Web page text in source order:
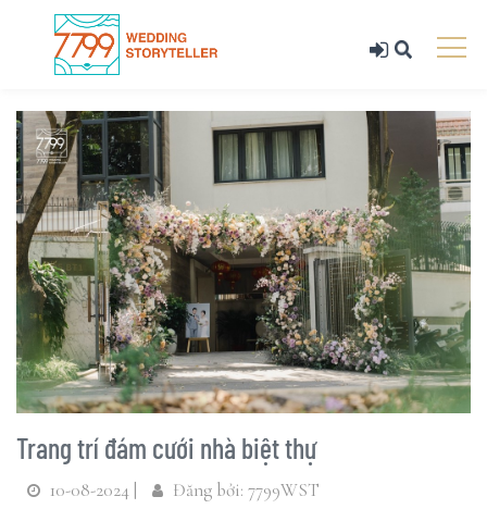
Trang trí đám cưới nhà biệt thự
10-08-2024 | Đăng bởi: 7799WST